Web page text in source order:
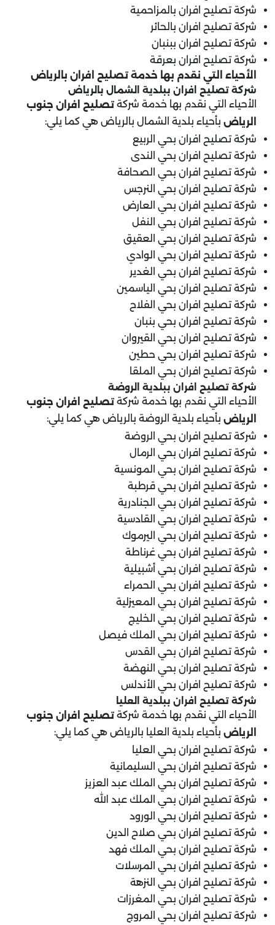
شركة تصليح افران بالمزاحمية
شركة تصليح افران بالحائر
شركة تصليح افران ببنبان
شركة تصليح افران بعرقة
الأحياء التي نقدم بها خدمة تصليح افران بالرياض
شركة تصليح افران ببلدية الشمال بالرياض
الأحياء التي نقدم بها خدمة شركة تصليح افران جنوب
الرياض بأحياء بلدية الشمال بالرياض هي كما يلي:
شركة تصليح افران بحي الربيع
شركة تصليح افران بحي الندى
شركة تصليح افران بحي الصحافة
شركة تصليح افران بحي النرجس
شركة تصليح افران بحي العارض
شركة تصليح افران بحي النفل
شركة تصليح افران بحي العقيق
شركة تصليح افران بحي الوادي
شركة تصليح افران بحي الغدير
شركة تصليح افران بحي الياسمين
شركة تصليح افران بحي الفلاح
شركة تصليح افران بحي بنبان
شركة تصليح افران بحي القيروان
شركة تصليح افران بحي حطين
شركة تصليح افران بحي الملقا
شركة تصليح افران ببلدية الروضة
الأحياء التي نقدم بها خدمة شركة تصليح افران جنوب
الرياض بأحياء بلدية الروضة بالرياض هي كما يلي:
شركة تصليح افران بحي الروضة
شركة تصليح افران بحي الرمال
شركة تصليح افران بحي المونسية
شركة تصليح افران بحي قرطبة
شركة تصليح افران بحي الجنادرية
شركة تصليح افران بحي القادسية
شركة تصليح افران بحي اليرموك
شركة تصليح افران بحي غرناطة
شركة تصليح افران بحي أشبيلية
شركة تصليح افران بحي الحمراء
شركة تصليح افران بحي المعيزلية
شركة تصليح افران بحي الخليج
شركة تصليح افران بحي الملك فيصل
شركة تصليح افران بحي القدس
شركة تصليح افران بحي النهضة
شركة تصليح افران بحي الأندلس
شركة تصليح افران ببلدية العليا
الأحياء التي نقدم بها خدمة شركة تصليح افران جنوب
الرياض بأحياء بلدية العليا بالرياض هي كما يلي:
شركة تصليح افران بحي العليا
شركة تصليح افران بحي السليمانية
شركة تصليح افران بحي الملك عبد العزيز
شركة تصليح افران بحي الملك عبد الله
شركة تصليح افران بحي الورود
شركة تصليح افران بحي صلاح الدين
شركة تصليح افران بحي الملك فهد
شركة تصليح افران بحي المرسلات
شركة تصليح افران بحي النزهة
شركة تصليح افران بحي المغرزات
شركة تصليح افران بحي المروج